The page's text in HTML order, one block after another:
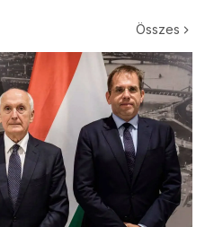
Összes